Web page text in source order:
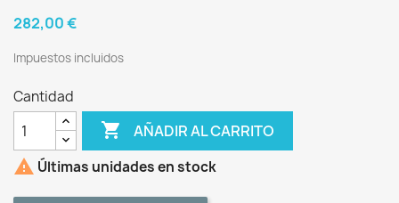
282,00 €
Impuestos incluidos
Cantidad
 AÑADIR AL CARRITO
 Últimas unidades en stock